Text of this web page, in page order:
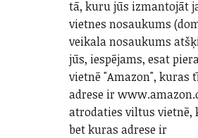
tā, kuru jūs izmantojāt
vietnes nosaukums
veikala nosaukums
jūs, iespējams, esat
vietnē "Amazon", kuras
adrese ir
atrodaties viltus vietnē,
bet kuras adrese ir